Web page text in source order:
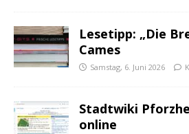
Lesetipp: „Die
Cames
Samstag, 6. Juni 2026
Stadtwiki
online